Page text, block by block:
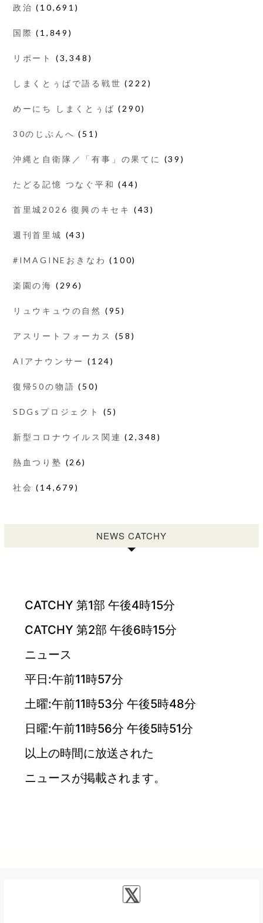
政治 (10,691)
国際 (1,849)
リポート (3,348)
しまくとぅばで語る戦世 (222)
めーにち しまくとぅば (290)
30のじぶんへ (51)
沖縄と自衛隊／「有事」の果てに (39)
たどる記憶 つなぐ平和 (44)
首里城2026 復興のキセキ (43)
週刊首里城 (43)
#IMAGINEおきなわ (100)
楽園の海 (296)
リュウキュウの自然 (95)
アスリートフォーカス (58)
AIアナウンサー (124)
復帰50の物語 (50)
SDGsプロジェクト (5)
新型コロナウイルス関連 (2,348)
熱血つり塾 (26)
社会 (14,679)
NEWS CATCHY
CATCHY 第1部 午後4時15分
CATCHY 第2部 午後6時15分
ニュース
平日:午前11時57分
土曜:午前11時53分 午後5時48分
日曜:午前11時56分 午後5時51分
以上の時間に放送された
ニュースが掲載されます。